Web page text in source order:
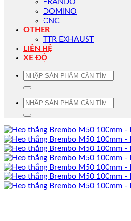
FRANDO
DOMINO
CNC
OTHER
TTR EXHAUST
LIÊN HỆ
XE ĐỘ
Tìm
Tìm